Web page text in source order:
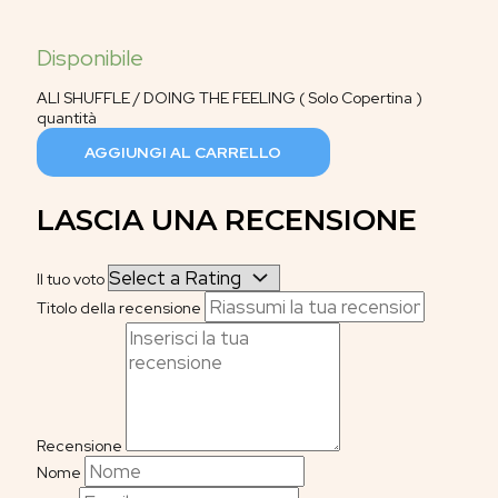
ALI SHUFFLE / DOING THE FEELING ( Solo Copertina )
quantità
AGGIUNGI AL CARRELLO
LASCIA UNA RECENSIONE
Il tuo voto
Titolo della recensione
Recensione
Nome